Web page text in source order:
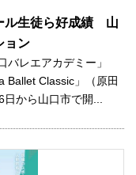
ル生徒ら好成績 山
ョン
レエアカデミー」
Ballet Classic」（原田
から山口市で開...